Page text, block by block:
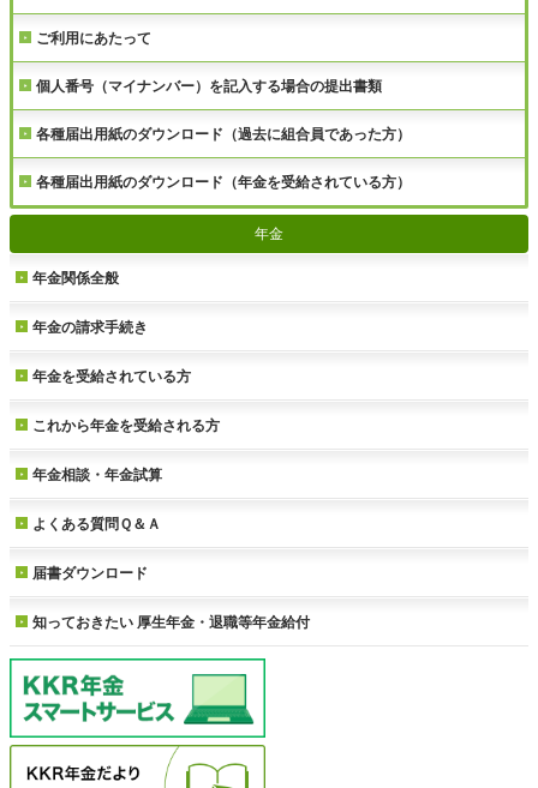
ご利用にあたって
個人番号（マイナンバー）を記入する場合の提出書類
各種届出用紙のダウンロード（過去に組合員であった方）
各種届出用紙のダウンロード（年金を受給されている方）
年金
年金関係全般
年金の請求手続き
年金を受給されている方
これから年金を受給される方
年金相談・年金試算
よくある質問Ｑ＆Ａ
届書ダウンロード
知っておきたい 厚生年金・退職等年金給付